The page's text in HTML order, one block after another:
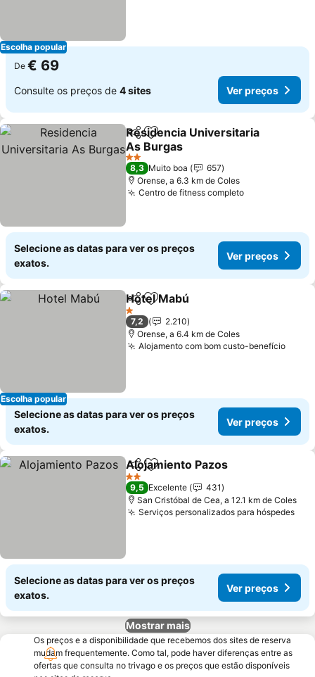
Escolha popular
De € 69
Consulte os preços de 4 sites Ver preços
PartilharAdicionar aos favoritos
Residencia Universitaria
As Burgas
2 Estrelas
8,3 Muito boa
657
Orense, a 6.3 km de Coles
Centro de fitness completo
Selecione as datas para ver os preços
exatos.
Ver preços
Escolha popular
PartilharAdicionar aos favoritos
Hotel Mabú
1 Estrelas
7,2
2.210
Orense, a 6.4 km de Coles
Alojamento com bom custo-benefício
Selecione as datas para ver os preços
exatos.
Ver preços
PartilharAdicionar aos favoritos
Alojamiento Pazos
2 Estrelas
9,5 Excelente
431
San Cristóbal de Cea, a 12.1 km de Coles
Serviços personalizados para hóspedes
Selecione as datas para ver os preços
exatos.
Ver preços
Mostrar mais
Os preços e a disponibilidade que recebemos dos sites de reserva
mudam frequentemente. Como tal, pode haver diferenças entre as
ofertas que consulta no trivago e os preços que estão disponíveis